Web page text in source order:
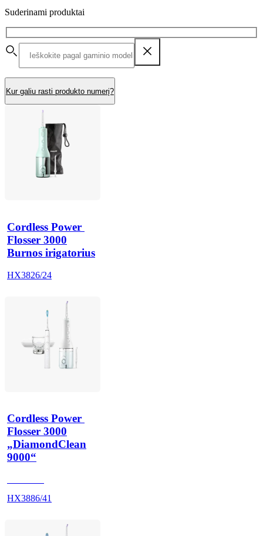
Suderinami produktai
Kur galiu rasti produkto numerį?
Cordless Power
Flosser 3000
Burnos irigatorius
HX3826/24
Cordless Power
Flosser 3000
„DiamondClean
9000“
HX3886/41